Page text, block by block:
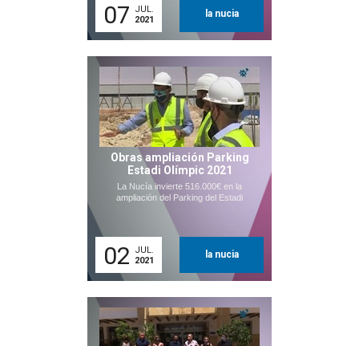
07
JUL.
2021
la nucia
Obras ampliación Parking
Estadi Olímpic 2021
La Nucía invierte 516.000€ en la
ampliación del Parking del Estadi
02
JUL.
2021
la nucia